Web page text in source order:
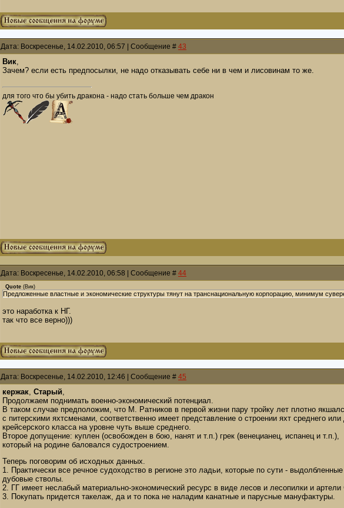
Дата: Воскресенье, 14.02.2010, 06:57 | Сообщение # 43
Вик,
Зачем? если есть предпосылки, не надо отказывать себе ни в чем и лисовинам то же.
для того что бы убить дракона - надо стать больше чем дракон
Дата: Воскресенье, 14.02.2010, 06:58 | Сообщение # 44
Quote (Вик)
Предложенные властные и экономические структуры тянут на транснациональную корпорацию, минимум
это наработка к НГ.
так что все верно)))
Дата: Воскресенье, 14.02.2010, 12:46 | Сообщение # 45
кержак, Старый,
Продолжаем поднимать военно-экономический потенциал.
В таком случае предположим, что М. Ратников в первой жизни пару тройку лет плотно
с питерскими яхтсменами, соответственно имеет представление о строении яхт среднего
крейсерского класса на уровне чуть выше среднего.
Второе допущение: куплен (освобожден в бою, нанят и т.п.) грек (венецианец, испанец и т.п.),
который на родине баловался судостроением.
Теперь поговорим об исходных данных.
1. Практически все речное судоходство в регионе это ладьи, которые по сути - выдолбленные
дубовые стволы.
2. ГГ имеет неслабый материально-экономический ресурс в виде лесов и лесопилки и артели
3. Покупать придется такелаж, да и то пока не наладим канатные и парусные мануфактуры.